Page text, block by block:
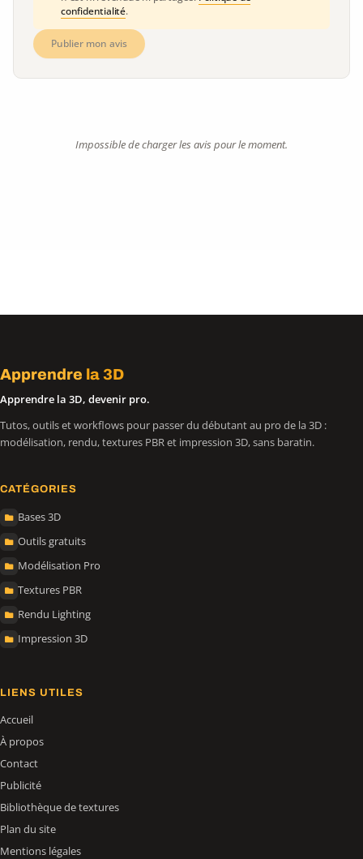
confidentialité.
Publier mon avis
Impossible de charger les avis pour le moment.
Apprendre la 3D
Apprendre la 3D, devenir pro.
Tutos, outils et workflows pour passer du débutant au pro de la 3D :
modélisation, rendu, textures PBR et impression 3D, sans baratin.
CATÉGORIES
Bases 3D
Outils gratuits
Modélisation Pro
Textures PBR
Rendu Lighting
Impression 3D
LIENS UTILES
Accueil
À propos
Contact
Publicité
Bibliothèque de textures
Plan du site
Mentions légales